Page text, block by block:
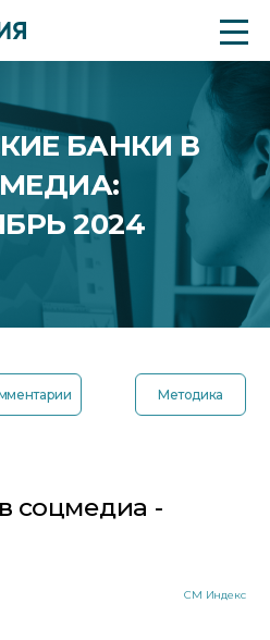
БАНКИ В
2024
Методика
соцмедиа -
СМ Индекс